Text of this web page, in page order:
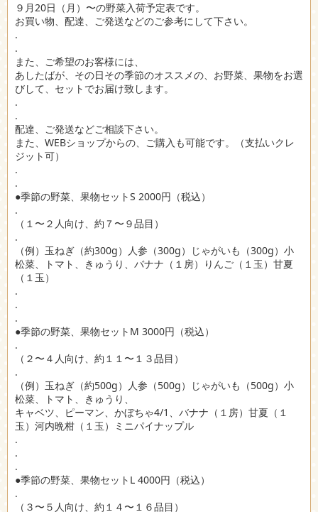
９月20日（月）〜の野菜入荷予定表です。
お買い物、配達、ご発送などのご参考にして下さい。
.
.
また、ご希望のお客様には、
あしたばが、その日その季節のオススメの、お野菜、果物をお選
びして、セットでお届け致します。
.
.
配達、ご発送などご相談下さい。
また、WEBショップからの、ご購入も可能です。（支払いクレ
ジット可）
.
.
●季節の野菜、果物セットS 2000円（税込）
.
（１〜２人向け、約７〜９品目）
.
（例）玉ねぎ（約300g）人参（300g）じゃがいも（300g）小
松菜、トマト、きゅうり、バナナ（１房）りんご（１玉）甘夏
（１玉）
.
.
.
●季節の野菜、果物セットM 3000円（税込）
.
（２〜４人向け、約１１〜１３品目）
.
（例）玉ねぎ（約500g）人参（500g）じゃがいも（500g）小
松菜、トマト、きゅうり、
キャベツ、ピーマン、かぼちゃ4/1、バナナ（１房）甘夏（１
玉）河内晩柑（１玉）ミニパイナップル
.
.
.
●季節の野菜、果物セットL 4000円（税込）
.
（３〜５人向け、約１４〜１６品目）